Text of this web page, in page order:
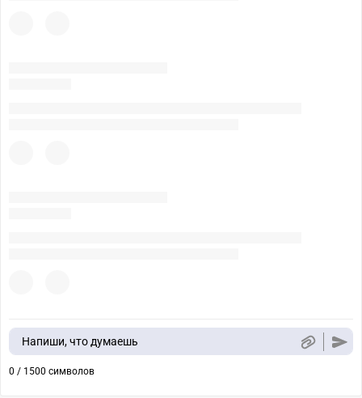
Напиши, что думаешь
0 / 1500 символов